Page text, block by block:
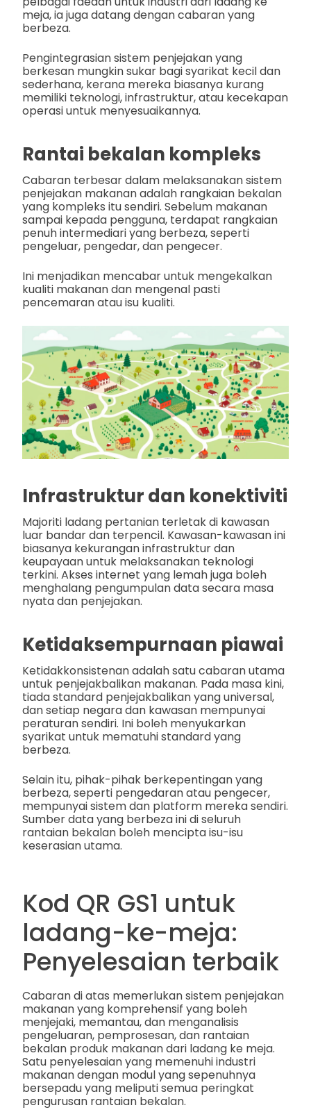
meja, ia juga datang dengan cabaran yang
berbeza.
Pengintegrasian sistem penjejakan yang
berkesan mungkin sukar bagi syarikat kecil dan
sederhana, kerana mereka biasanya kurang
memiliki teknologi, infrastruktur, atau kecekapan
operasi untuk menyesuaikannya.
Rantai bekalan kompleks
Cabaran terbesar dalam melaksanakan sistem
penjejakan makanan adalah rangkaian bekalan
yang kompleks itu sendiri. Sebelum makanan
sampai kepada pengguna, terdapat rangkaian
penuh intermediari yang berbeza, seperti
pengeluar, pengedar, dan pengecer.
Ini menjadikan mencabar untuk mengekalkan
kualiti makanan dan mengenal pasti
pencemaran atau isu kualiti.
Infrastruktur dan konektiviti
Majoriti ladang pertanian terletak di kawasan
luar bandar dan terpencil. Kawasan-kawasan ini
biasanya kekurangan infrastruktur dan
keupayaan untuk melaksanakan teknologi
terkini. Akses internet yang lemah juga boleh
menghalang pengumpulan data secara masa
nyata dan penjejakan.
Ketidaksempurnaan piawai
Ketidakkonsistenan adalah satu cabaran utama
untuk penjejakbalikan makanan. Pada masa kini,
tiada standard penjejakbalikan yang universal,
dan setiap negara dan kawasan mempunyai
peraturan sendiri. Ini boleh menyukarkan
syarikat untuk mematuhi standard yang
berbeza.
Selain itu, pihak-pihak berkepentingan yang
berbeza, seperti pengedaran atau pengecer,
mempunyai sistem dan platform mereka sendiri.
Sumber data yang berbeza ini di seluruh
rantaian bekalan boleh mencipta isu-isu
keserasian utama.
Kod QR GS1 untuk
ladang-ke-meja:
Penyelesaian terbaik
Cabaran di atas memerlukan sistem penjejakan
makanan yang komprehensif yang boleh
menjejaki, memantau, dan menganalisis
pengeluaran, pemprosesan, dan rantaian
bekalan produk makanan dari ladang ke meja.
Satu penyelesaian yang memenuhi industri
makanan dengan modul yang sepenuhnya
bersepadu yang meliputi semua peringkat
pengurusan rantaian bekalan.